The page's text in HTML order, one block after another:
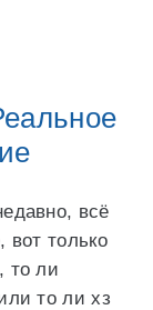
всё
вот только
то ли
то ли хз